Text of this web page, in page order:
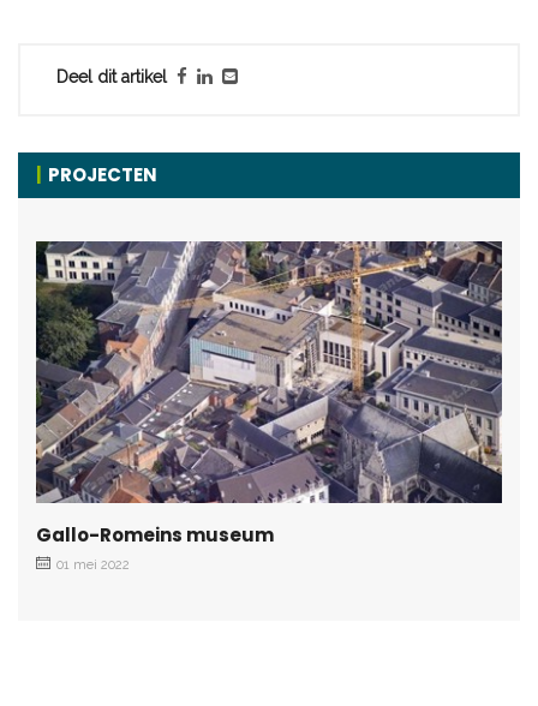
Deel dit artikel
PROJECTEN
Gallo-Romeins museum
01 mei 2022